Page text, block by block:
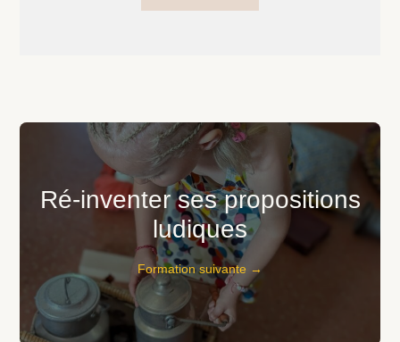
Ré-inventer ses propositions
ludiques
Formation suivante →